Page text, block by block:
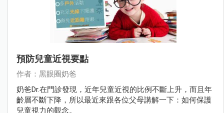
預防兒童近視要點
作者：黑眼圈奶爸
奶爸Dr.在門診發現，近年兒童近視的比例不斷上升，而且年
齡層不斷下降，所以最近來跟各位父母講解一下：如何保護
兒童視力的觀念。